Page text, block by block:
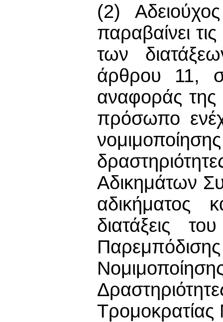
(2)
παραβαίνει
των
άρθρου 11,
αναφοράς της
πρόσωπο
Αδικημάτων
αδικήματος
διατάξεις